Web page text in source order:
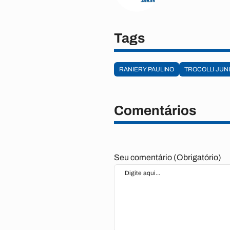
Tags
RANIERY PAULINO TROCOLLI
Comentários
Seu comentário (Obrigatório)